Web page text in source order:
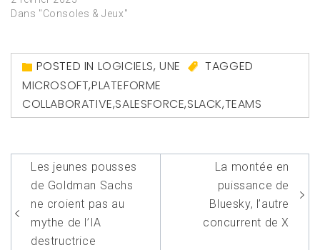
Dans "Consoles & Jeux"
POSTED IN LOGICIELS,UNE
TAGGED
MICROSOFT,PLATEFORME
COLLABORATIVE,SALESFORCE,SLACK,TEAMS
Navigation
de
l’article
Les jeunes pousses
de Goldman Sachs
ne croient pas au
mythe de l’IA
destructrice
La montée en
puissance de
Bluesky, l’autre
concurrent de X